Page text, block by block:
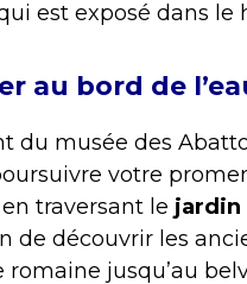
est exposé dans le
au bord de
du musée des
votre
traversant le jardin
de découvrir les
romaine jusqu’au